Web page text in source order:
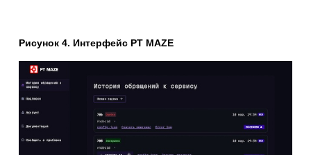
Рисунок 4. Интерфейс PT MAZE